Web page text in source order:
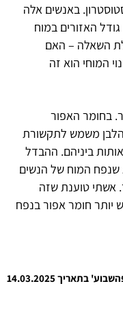
באנשים אלה
האזורים במוח
השאלה – האם
המוחי הוא זה
בחומר האפור
הלבן משמש לתקשורת
ביניהם. ההבדל
שנפח המוח של הנשים
אשתי טוענת שזה
יותר חומר אפור בנפח
בתאריך 14.03.2025